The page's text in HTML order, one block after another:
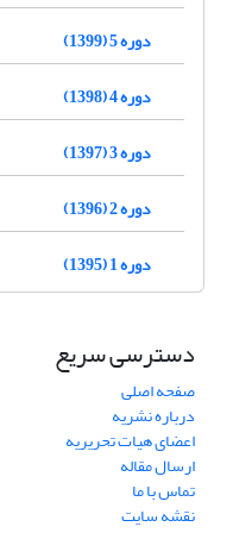
دوره 5 (1399)
دوره 4 (1398)
دوره 3 (1397)
دوره 2 (1396)
دوره 1 (1395)
دسترسی سریع
صفحه اصلی
درباره نشریه
اعضای هیات تحریریه
ارسال مقاله
تماس با ما
نقشه سایت